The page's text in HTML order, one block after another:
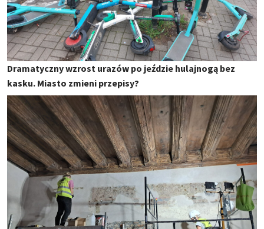
Dramatyczny wzrost urazów po jeździe hulajnogą bez
kasku. Miasto zmieni przepisy?